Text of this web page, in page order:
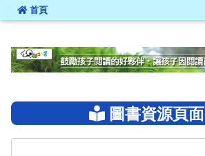
::: 首頁
圖書資源頁面